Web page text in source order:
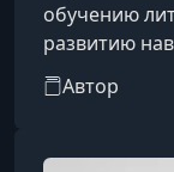
обучению
развитию
объединяет
предлагая
Автор